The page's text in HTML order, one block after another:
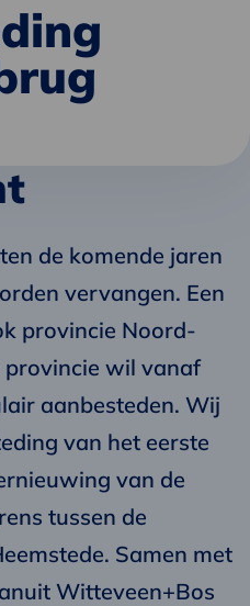
de komende jaren
vervangen. Een
provincie Noord-
provincie wil vanaf
aanbesteden. Wij
van het eerste
van de
tussen de
Samen met
Witteveen+Bos